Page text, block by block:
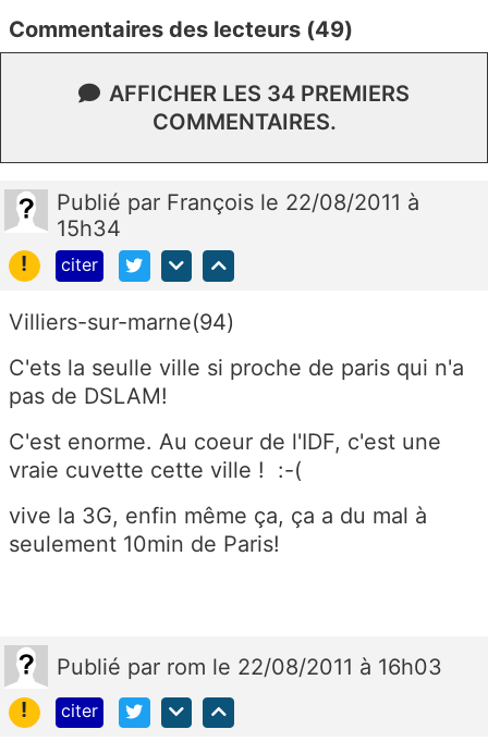
Commentaires des lecteurs (49)
AFFICHER LES 34 PREMIERS
COMMENTAIRES.
Publié par François le 22/08/2011 à
15h34
!
citer
Villiers-sur-marne(94)
C'ets la seulle ville si proche de paris qui n'a
pas de DSLAM!
C'est enorme. Au coeur de l'IDF, c'est une
vraie cuvette cette ville ! :-(
vive la 3G, enfin même ça, ça a du mal à
seulement 10min de Paris!
Publié par rom le 22/08/2011 à 16h03
!
citer